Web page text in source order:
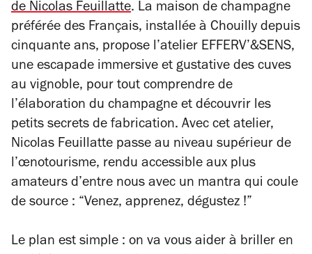
de Nicolas Feuillatte. La maison de champagne
préférée des Français, installée à Chouilly depuis
cinquante ans, propose l’atelier EFFERV’&SENS,
une escapade immersive et gustative des cuves
au vignoble, pour tout comprendre de
l’élaboration du champagne et découvrir les
petits secrets de fabrication. Avec cet atelier,
Nicolas Feuillatte passe au niveau supérieur de
l’œnotourisme, rendu accessible aux plus
amateurs d’entre nous avec un mantra qui coule
de source : “Venez, apprenez, dégustez !”
Le plan est simple : on va vous aider à briller en